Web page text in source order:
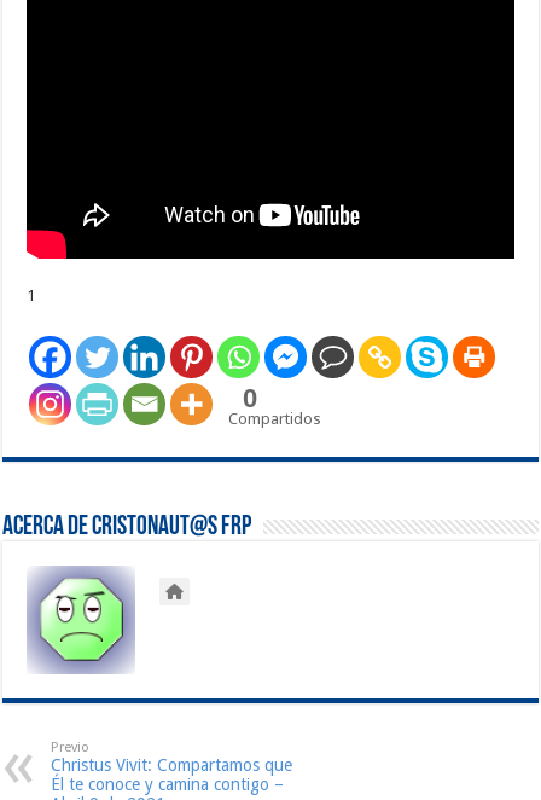
1
0
Compartidos
Acerca de Cristonaut@s FRP
Previo
Christus Vivit: Compartamos que
Él te conoce y camina contigo –